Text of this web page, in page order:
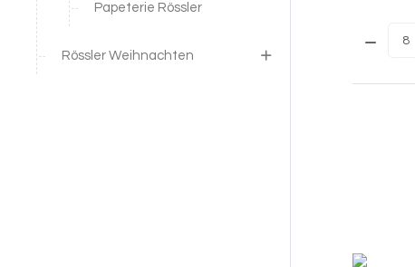
Papeterie Rössler
Rössler Weihnachten